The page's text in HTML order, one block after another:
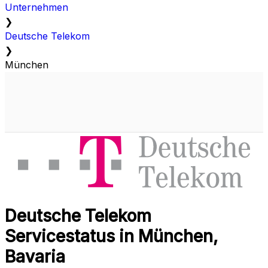
Unternehmen
❯
Deutsche Telekom
❯
München
Deutsche Telekom
Servicestatus in München,
Bavaria